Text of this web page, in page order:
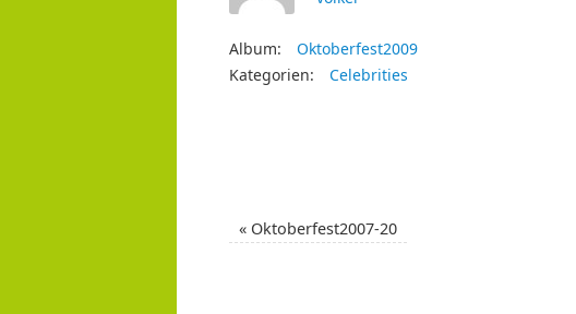
Album:
Oktoberfest2009
Kategorien:
Celebrities
« Oktoberfest2007-20